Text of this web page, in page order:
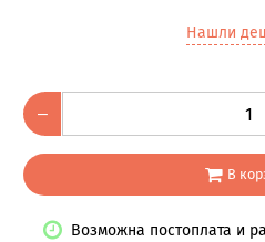
Нашли
–
В
Возможна постоплата и